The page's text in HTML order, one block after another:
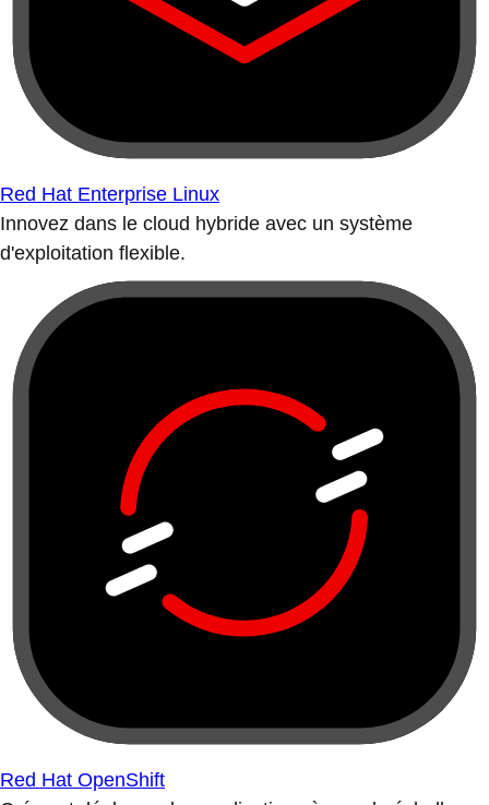
Red Hat Enterprise Linux
Innovez dans le cloud hybride avec un système
d'exploitation flexible.
Red Hat OpenShift